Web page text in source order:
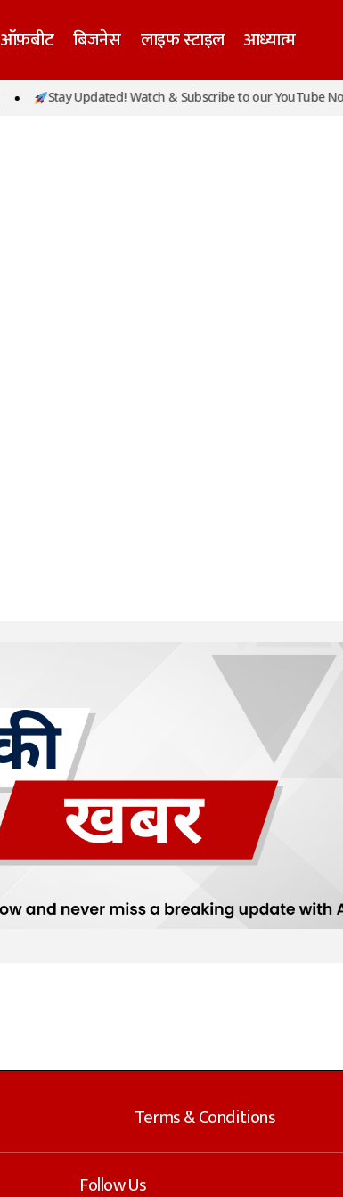
ऑफ़बीट बिजनेस लाइफ स्टाइल आध्यात्म
Stay Updated! Watch & Subscribe to our YouTube Now!
Terms & Conditions
Follow Us